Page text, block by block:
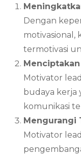
Dengan
motivasional,
termotivasi
Motivator
budaya kerja
komunikasi
Mengurangi
Motivator